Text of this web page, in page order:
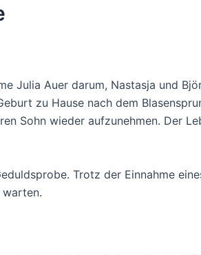
Julia Auer darum, Nastasja und
zu Hause nach dem
Sohn wieder aufzunehmen. Der
Trotz der Einnahme
warten.